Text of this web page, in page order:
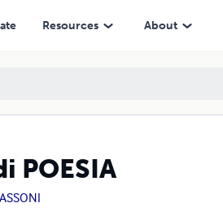
Resources About
POESIA